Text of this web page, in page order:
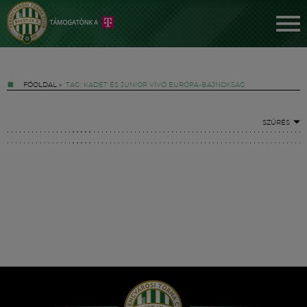
FŐOLDAL » TAG: KADET ÉS JUNIOR VÍVÓ EURÓPA-BAJNOKSÁG
SZŰRÉS
Hírek